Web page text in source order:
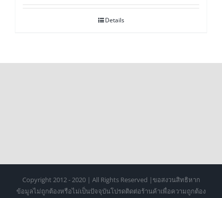
Details
Copyright 2012 - 2020 | All Rights Reserved |ขอสงวนสิทธิหาก
ข้อมูลไม่ถูกต้องหรือไม่เป็นปัจจุบันโปรดติดต่อร้านค้าเพื่อความถูกต้อง